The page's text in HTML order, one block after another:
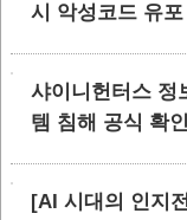
시 악성코드 유포
샤이니헌터스 정
템 침해 공식 확인
[AI 시대의 인지